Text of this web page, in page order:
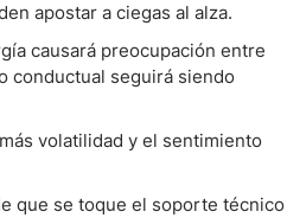
apostar a ciegas al alza.
causará preocupación entre
conductual seguirá siendo
volatilidad y el sentimiento
que se toque el soporte técnico